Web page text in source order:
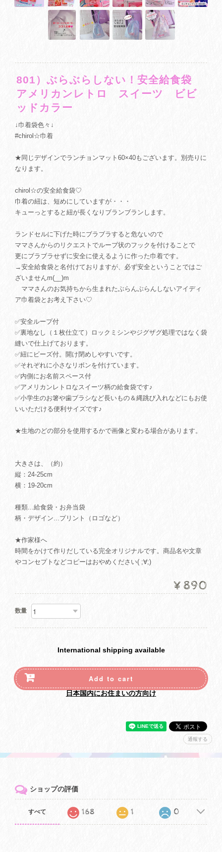
801）ぶらぶらしない！安全給食袋
アメリカンレトロ スイーツ ビビ
ッドカラー
↓巾着袋色々↓
#chirol☆巾着
★同じデザインでランチョンマット60×40もございます。別売りに
なります。
chirol☆の安全給食袋♡
巾着の紐は、短めにしていますが・・・
キューっとすると紐が長くなりブランブランします。
ランドセルに下げた時にブラブラすると危ないので
ママさんからのリクエストでループ状のフックを付けることで
更にブラブラせずに安全に使えるように作った巾着です。
→安全給食袋と名付けておりますが、必ず安全ということではご
ざいませんm(__)m
ママさんのお気持ちから生まれたぶらんぶらんしないアイディ
ア巾着袋とお考え下さい♡
✅安全ループ付
✅裏地なし（１枚仕立て）ロックミシンやジグザグ処理ではなく袋
縫いで仕上げております。
✅紐にビーズ付。開け閉めしやすいです。
✅それぞれに小さなリボンを付けています。
✅内側にお名前スペース付
✅アメリカンレトロなスイーツ柄の給食袋です♪
✅小学生のお箸や歯ブラシなど長いもの＆縄跳び入れなどにもお使
いいただける便利サイズです♪
★生地のどの部分を使用するかで画像と変わる場合があります。
大きさは、（約）
縦：24-25cm
横：19-20cm
種類...給食袋・お弁当袋
柄・デザイン...プリント（ロゴなど）
★作家様へ
時間をかけて作りだしている完全オリジナルです。商品名や文章
やコンセプトなどコピーはおやめください( ;∀;)
¥890
数量
International shipping available
Add to cart
日本国内にお住まいの方向け
通報する
ショップの評価
すべて 168 1 0